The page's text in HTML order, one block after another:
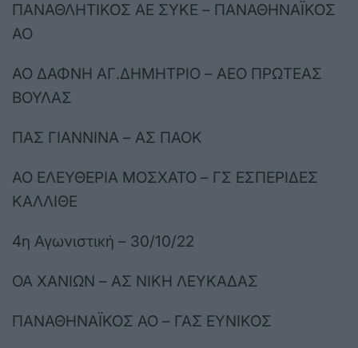
ΠΑΝΑΘΛΗΤΙΚΟΣ ΑΕ ΣΥΚΕ – ΠΑΝΑΘΗΝΑΪΚΟΣ
ΑΟ
ΑΟ ΔΑΦΝΗ ΑΓ.ΔΗΜΗΤΡΙΟ – ΑΕΟ ΠΡΩΤΕΑΣ
ΒΟΥΛΑΣ
ΠΑΣ ΓΙΑΝΝΙΝΑ – ΑΣ ΠΑΟΚ
ΑΟ ΕΛΕΥΘΕΡΙΑ ΜΟΣΧΑΤΟ – ΓΣ ΕΣΠΕΡΙΔΕΣ
ΚΑΛΛΙΘΕ
4η Αγωνιστική – 30/10/22
ΟΑ ΧΑΝΙΩΝ – ΑΣ ΝΙΚΗ ΛΕΥΚΑΔΑΣ
ΠΑΝΑΘΗΝΑΪΚΟΣ ΑΟ – ΓΑΣ ΕΥΝΙΚΟΣ